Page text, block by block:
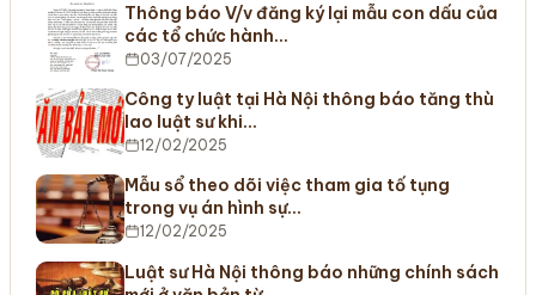
Thông báo V/v đăng ký lại mẫu con dấu của
các tổ chức hành…
03/07/2025
Công ty luật tại Hà Nội thông báo tăng thù
lao luật sư khi…
12/02/2025
Mẫu sổ theo dõi việc tham gia tố tụng
trong vụ án hình sự…
12/02/2025
Luật sư Hà Nội thông báo những chính sách